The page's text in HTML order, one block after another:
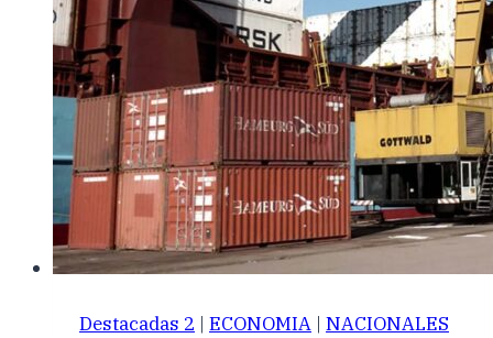
Destacadas 2 | ECONOMIA | NACIONALES